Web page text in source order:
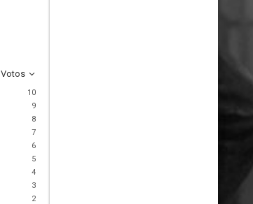
Votos
10
9
8
7
6
5
4
3
2